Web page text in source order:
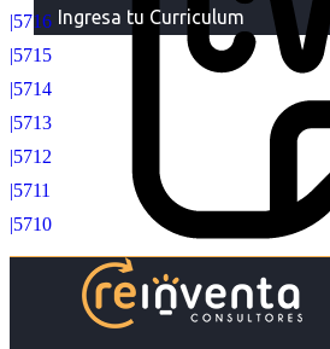
Ingresa tu Curriculum
|5716
|5715
|5714
|5713
|5712
|5711
|5710